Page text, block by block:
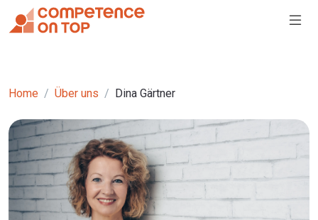
Home Über uns Dina Gärtner